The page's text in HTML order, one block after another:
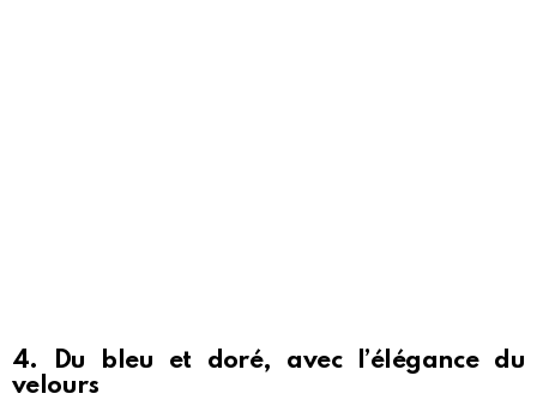
4. Du bleu et doré, avec l’élégance du
velours